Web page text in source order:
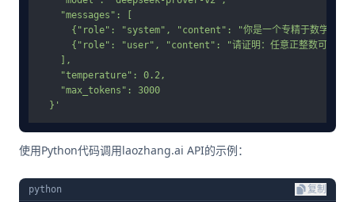
    "messages": [
{"role": "system", "content": "你是一个专精于数学证明
{"role": "user", "content": "请证明：任意正整数可以表示
    ],
    "temperature": 0.2,
    "max_tokens": 3000
  }'
使用Python代码调用laozhang.ai API的示例：
python 复制